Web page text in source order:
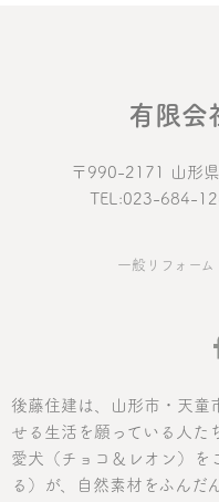
有限
〒990-2171 山形
TEL:023-684-
一般リフォー
後藤住建は、山形市・天童
せる生活を願っている人た
愛犬（チョコ＆レオン）を
る）が、自然素材をふんだ